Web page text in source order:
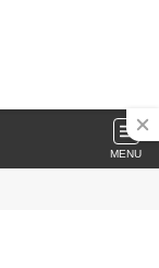
MENU